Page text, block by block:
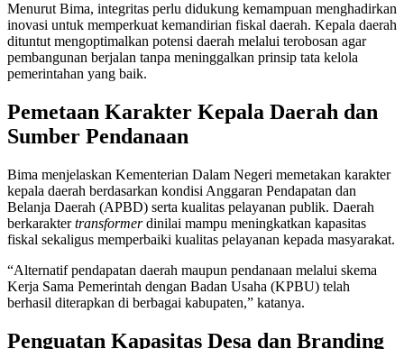
Menurut Bima, integritas perlu didukung kemampuan menghadirkan
inovasi untuk memperkuat kemandirian fiskal daerah. Kepala daerah
dituntut mengoptimalkan potensi daerah melalui terobosan agar
pembangunan berjalan tanpa meninggalkan prinsip tata kelola
pemerintahan yang baik.
Pemetaan Karakter Kepala Daerah dan
Sumber Pendanaan
Bima menjelaskan Kementerian Dalam Negeri memetakan karakter
kepala daerah berdasarkan kondisi Anggaran Pendapatan dan
Belanja Daerah (APBD) serta kualitas pelayanan publik. Daerah
berkaraktertransformerdinilai mampu meningkatkan kapasitas
fiskal sekaligus memperbaiki kualitas pelayanan kepada masyarakat.
“Alternatif pendapatan daerah maupun pendanaan melalui skema
Kerja Sama Pemerintah dengan Badan Usaha (KPBU) telah
berhasil diterapkan di berbagai kabupaten,” katanya.
Penguatan Kapasitas Desa dan Branding